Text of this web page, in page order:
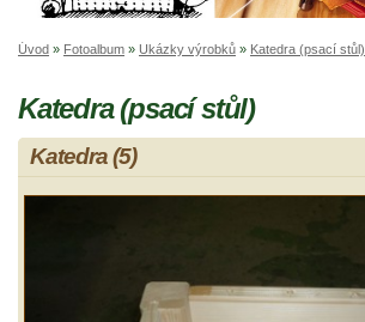
Úvod » Fotoalbum » Ukázky výrobků » Katedra (psací stůl)
Katedra (psací stůl)
Katedra (5)